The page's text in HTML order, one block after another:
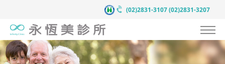
(02)2831-3107(02)2831-3207
認識永恆美